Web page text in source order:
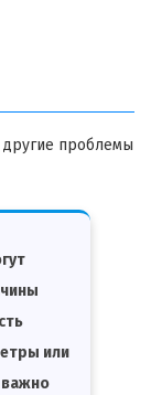
другие проблемы
или
важно